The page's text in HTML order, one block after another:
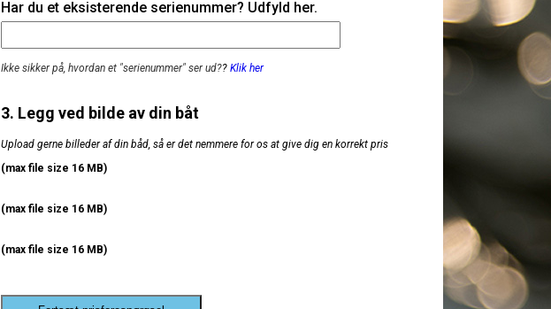
Har du et eksisterende serienummer? Udfyld her.
Ikke sikker på, hvordan et "serienummer" ser ud?? Klik her
3. Legg ved bilde av din båt
Upload gerne billeder af din båd, så er det nemmere for os at give dig en korrekt pris
(max file size 16 MB)
(max file size 16 MB)
(max file size 16 MB)